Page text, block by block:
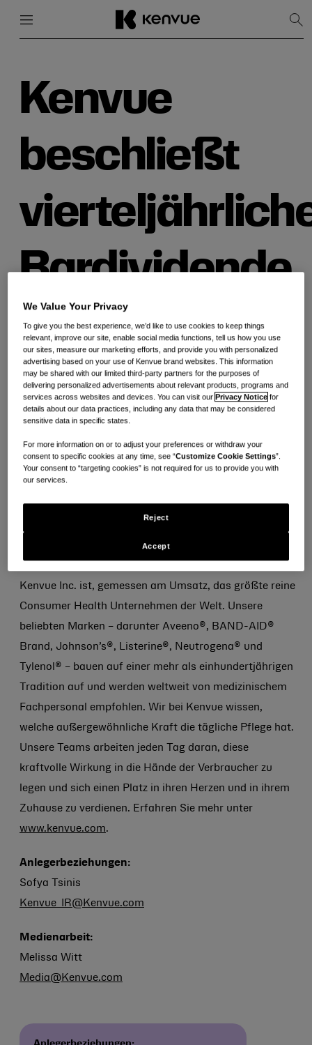
Inhalt
Kenvue
beschließt
Bardividende
E-
mailen
DruckenKopieren
SUMMIT, NJ – 16. April 2025. Kenvue Inc. (NYSE:
Directors eine vierteljährliche Dividende von 0,205 USD
pro Aktie auf seine Stammaktien ausgesprochen hat.
eingetragenen Aktionäre ausgezahlt.
Kenvue Inc. ist, gemessen am Umsatz, das größte reine
Consumer Health Unternehmen der Welt. Unsere
beliebten Marken – darunter Aveeno®, BAND-AID®
Brand, Johnson’s®, Listerine®, Neutrogena® und
Tylenol® – bauen auf einer mehr als einhundertjährigen
Tradition auf und werden weltweit von medizinischem
Fachpersonal empfohlen. Wir bei Kenvue wissen,
welche außergewöhnliche Kraft die tägliche Pflege hat.
Unsere Teams arbeiten jeden Tag daran, diese
kraftvolle Wirkung in die Hände der Verbraucher zu
legen und sich einen Platz in ihren Herzen und in ihrem
Zuhause zu verdienen. Erfahren Sie mehr unter
www.kenvue.com.
Anlegerbeziehungen:
Sofya Tsinis
Kenvue_IR@Kenvue.com
Medienarbeit:
Melissa Witt
Media@Kenvue.com
We Value Your Privacy
To give you the best experience, we’d like to use cookies to keep things
relevant, improve our site, enable social media functions, tell us how you use
our sites, measure our marketing efforts, and provide you with personalized
advertising based on your use of Kenvue brand websites. This information
may be shared with our limited third-party partners for the purposes of
delivering personalized advertisements about relevant products, programs and
services across websites and devices. You can visit ourPrivacy Notice for
details about our data practices, including any data that may be considered
sensitive data in specific states.
For more information on or to adjust your preferences or withdraw your
consent to specific cookies at any time, see “Customize Cookie Settings”.
Your consent to “targeting cookies” is not required for us to provide you with
our services.
Reject
Accept